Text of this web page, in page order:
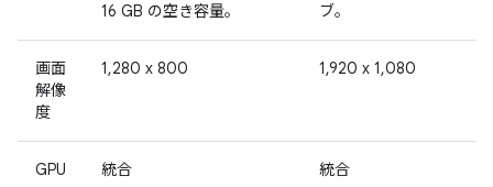
16 GB の空き容量。
ブ。
画面
解像
度
1,280 x 800 1,920 x 1,080
GPU 統合 統合